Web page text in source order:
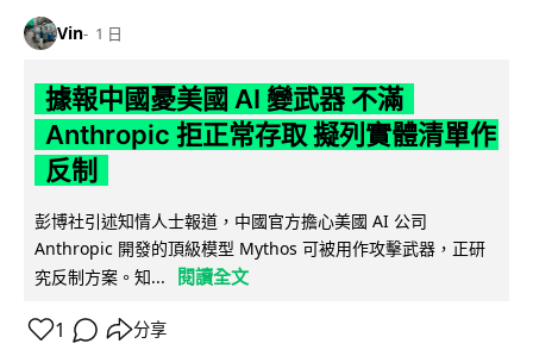
Vin 1 日
據報中國憂美國 AI 變武器 不滿
Anthropic 拒正常存取 擬列實體清單作
反制
彭博社引述知情人士報道，中國官方擔心美國 AI 公司
Anthropic 開發的頂級模型 Mythos 可被用作攻擊武器，正研
究反制方案。知...
閱讀全文
1 分享